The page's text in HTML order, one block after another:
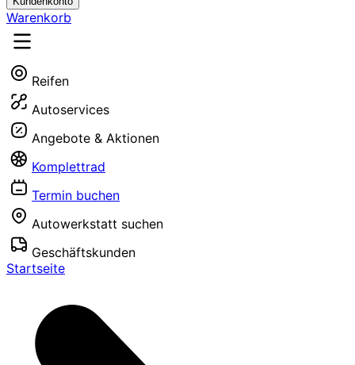
Warenkorb
Reifen
Autoservices
Angebote & Aktionen
Komplettrad
Termin buchen
Autowerkstatt suchen
Geschäftskunden
Startseite